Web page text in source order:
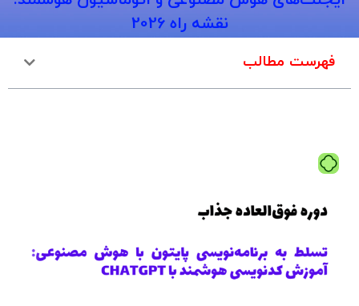
نقشه راه 2026
فهرست مطالب